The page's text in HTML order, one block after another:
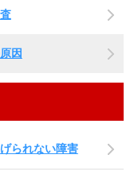
因
られない障害